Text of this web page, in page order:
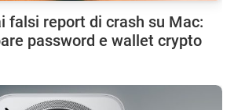
falsi report di crash su Mac:
password e wallet crypto